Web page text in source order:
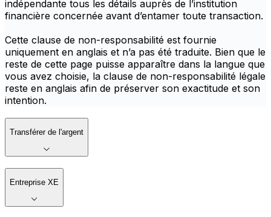
indépendante tous les détails auprès de l’institution
financière concernée avant d’entamer toute transaction.
Cette clause de non-responsabilité est fournie
uniquement en anglais et n’a pas été traduite. Bien que le
reste de cette page puisse apparaître dans la langue que
vous avez choisie, la clause de non-responsabilité légale
reste en anglais afin de préserver son exactitude et son
intention.
Transférer de l'argent
Entreprise XE